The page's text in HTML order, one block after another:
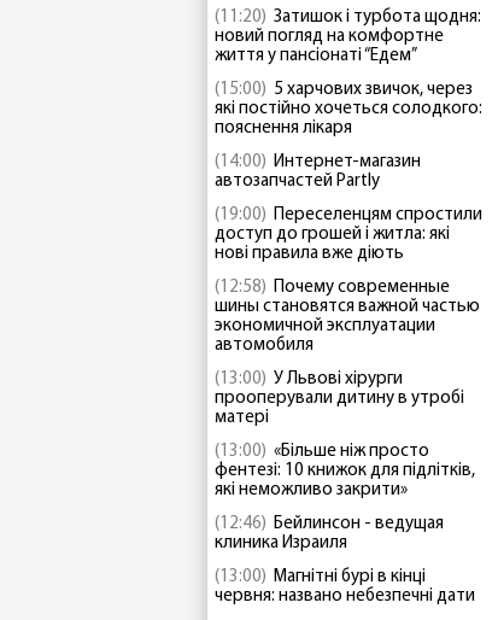
(11:20) Затишок і турбота щодня:
новий погляд на комфортне
життя у пансіонаті “Едем”
(15:00) 5 харчових звичок, через
які постійно хочеться солодкого:
пояснення лікаря
(14:00) Интернет-магазин
автозапчастей Partly
(19:00) Переселенцям спростили
доступ до грошей і житла: які
нові правила вже діють
(12:58) Почему современные
шины становятся важной частью
экономичной эксплуатации
автомобиля
(13:00) У Львові хірурги
прооперували дитину в утробі
матері
(13:00) «Більше ніж просто
фентезі: 10 книжок для підлітків,
які неможливо закрити»
(12:46) Бейлинсон - ведущая
клиника Израиля
(13:00) Магнітні бурі в кінці
червня: названо небезпечні дати